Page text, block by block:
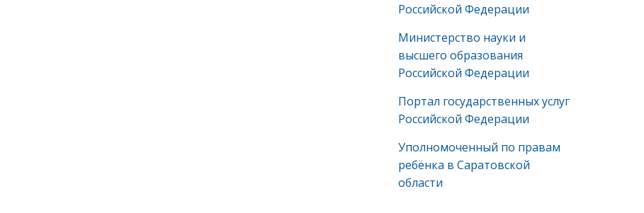
Российской Федерации
Министерство науки и
высшего образования
Российской Федерации
Портал государственных услуг
Российской Федерации
Уполномоченный по правам
ребёнка в Саратовской
области